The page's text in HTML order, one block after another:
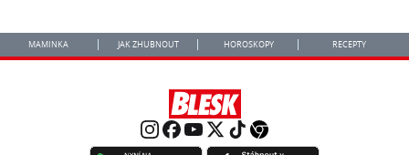
MAMINKA JAK ZHUBNOUT HOROSKOPY RECEPTY